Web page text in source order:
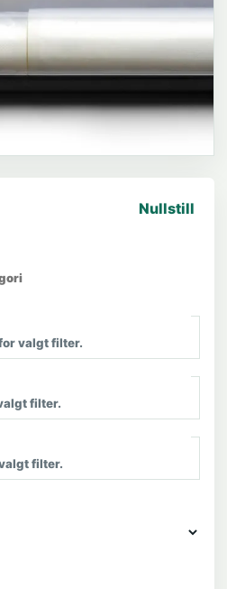
Nullstill
valgt filter.
filter.
filter.